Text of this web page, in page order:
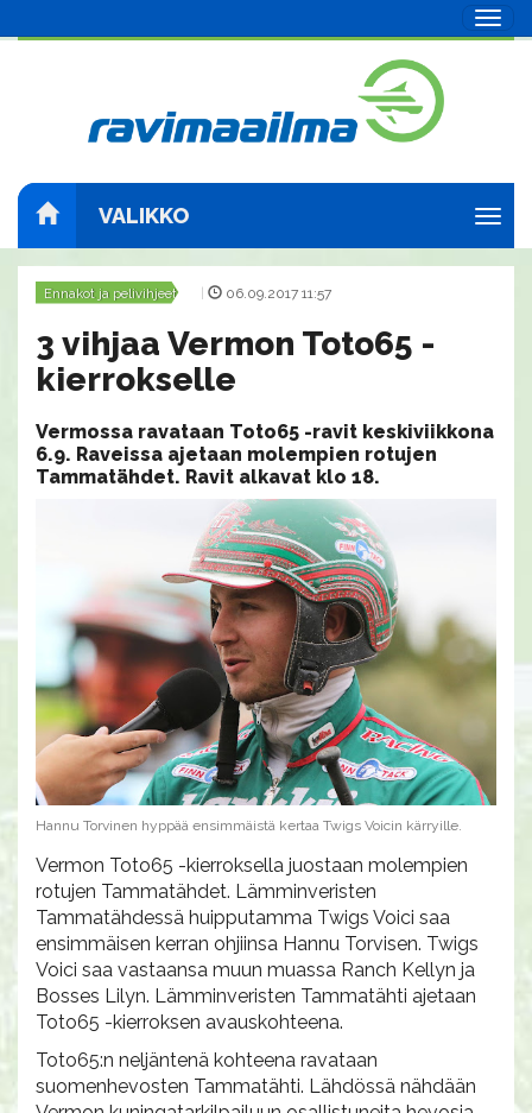
VALIKKO
Ennakot ja pelivihjeet | 06.09.2017 11:57
3 vihjaa Vermon Toto65 -
kierrokselle
Vermossa ravataan Toto65 -ravit keskiviikkona
6.9. Raveissa ajetaan molempien rotujen
Tammatähdet. Ravit alkavat klo 18.
Hannu Torvinen hyppää ensimmäistä kertaa Twigs Voicin kärryille.
Vermon Toto65 -kierroksella juostaan molempien
rotujen Tammatähdet. Lämminveristen
Tammatähdessä huipputamma Twigs Voici saa
ensimmäisen kerran ohjiinsa Hannu Torvisen. Twigs
Voici saa vastaansa muun muassa Ranch Kellyn ja
Bosses Lilyn. Lämminveristen Tammatähti ajetaan
Toto65 -kierroksen avauskohteena.
Toto65:n neljäntenä kohteena ravataan
suomenhevosten Tammatähti. Lähdössä nähdään